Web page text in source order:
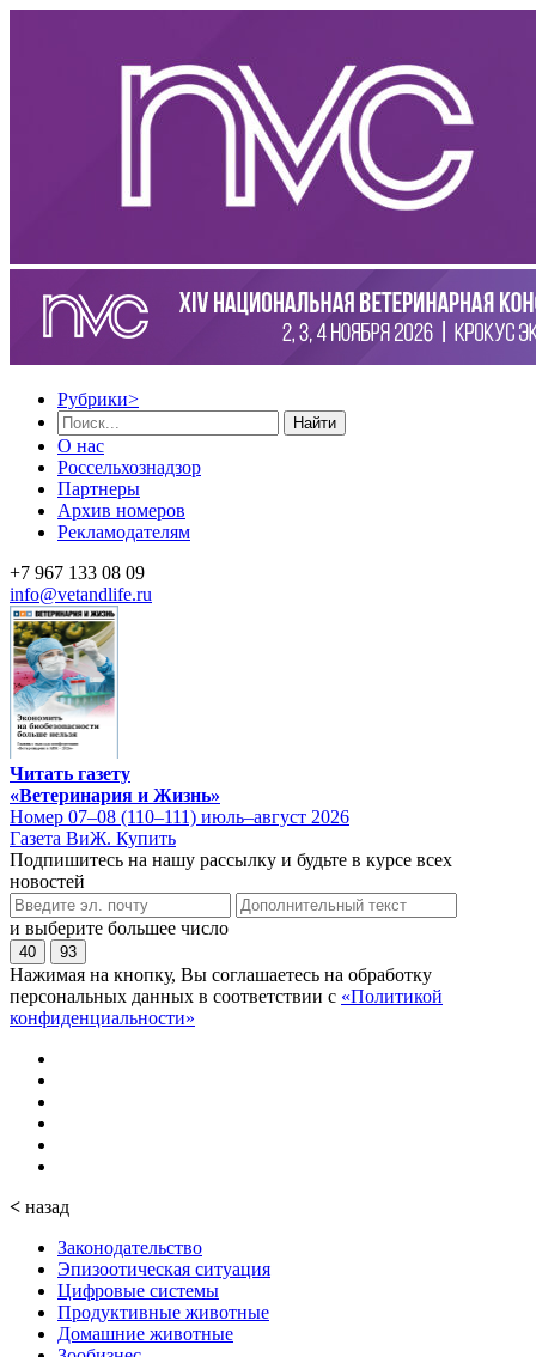
Рубрики>
Найти
О нас
Россельхознадзор
Партнеры
Архив номеров
Рекламодателям
+7 967 133 08 09
info@vetandlife.ru
Читать газету
«Ветеринария и Жизнь»
Номер 07–08 (110–111) июль–август 2026
Газета ВиЖ. Купить
Подпишитесь на нашу рассылку и будьте в курсе всех
новостей
и выберите большее число
40 93
Нажимая на кнопку, Вы соглашаетесь на обработку
персональных данных в соответствии с «Политикой
конфиденциальности»
< назад
Законодательство
Эпизоотическая ситуация
Цифровые системы
Продуктивные животные
Домашние животные